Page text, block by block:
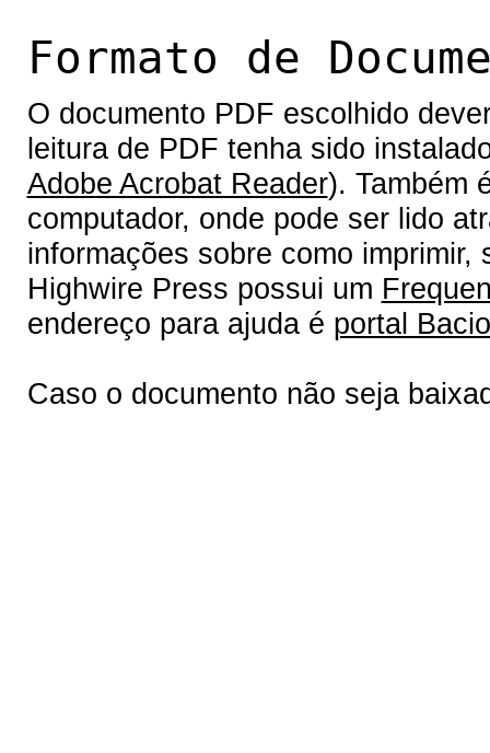
Formato de
O documento PDF escolhido
leitura de PDF tenha sido
Adobe Acrobat Reader). Também
computador, onde pode ser lido
informações sobre como
Highwire Press possui um
endereço para ajuda é portal
Caso o documento não seja